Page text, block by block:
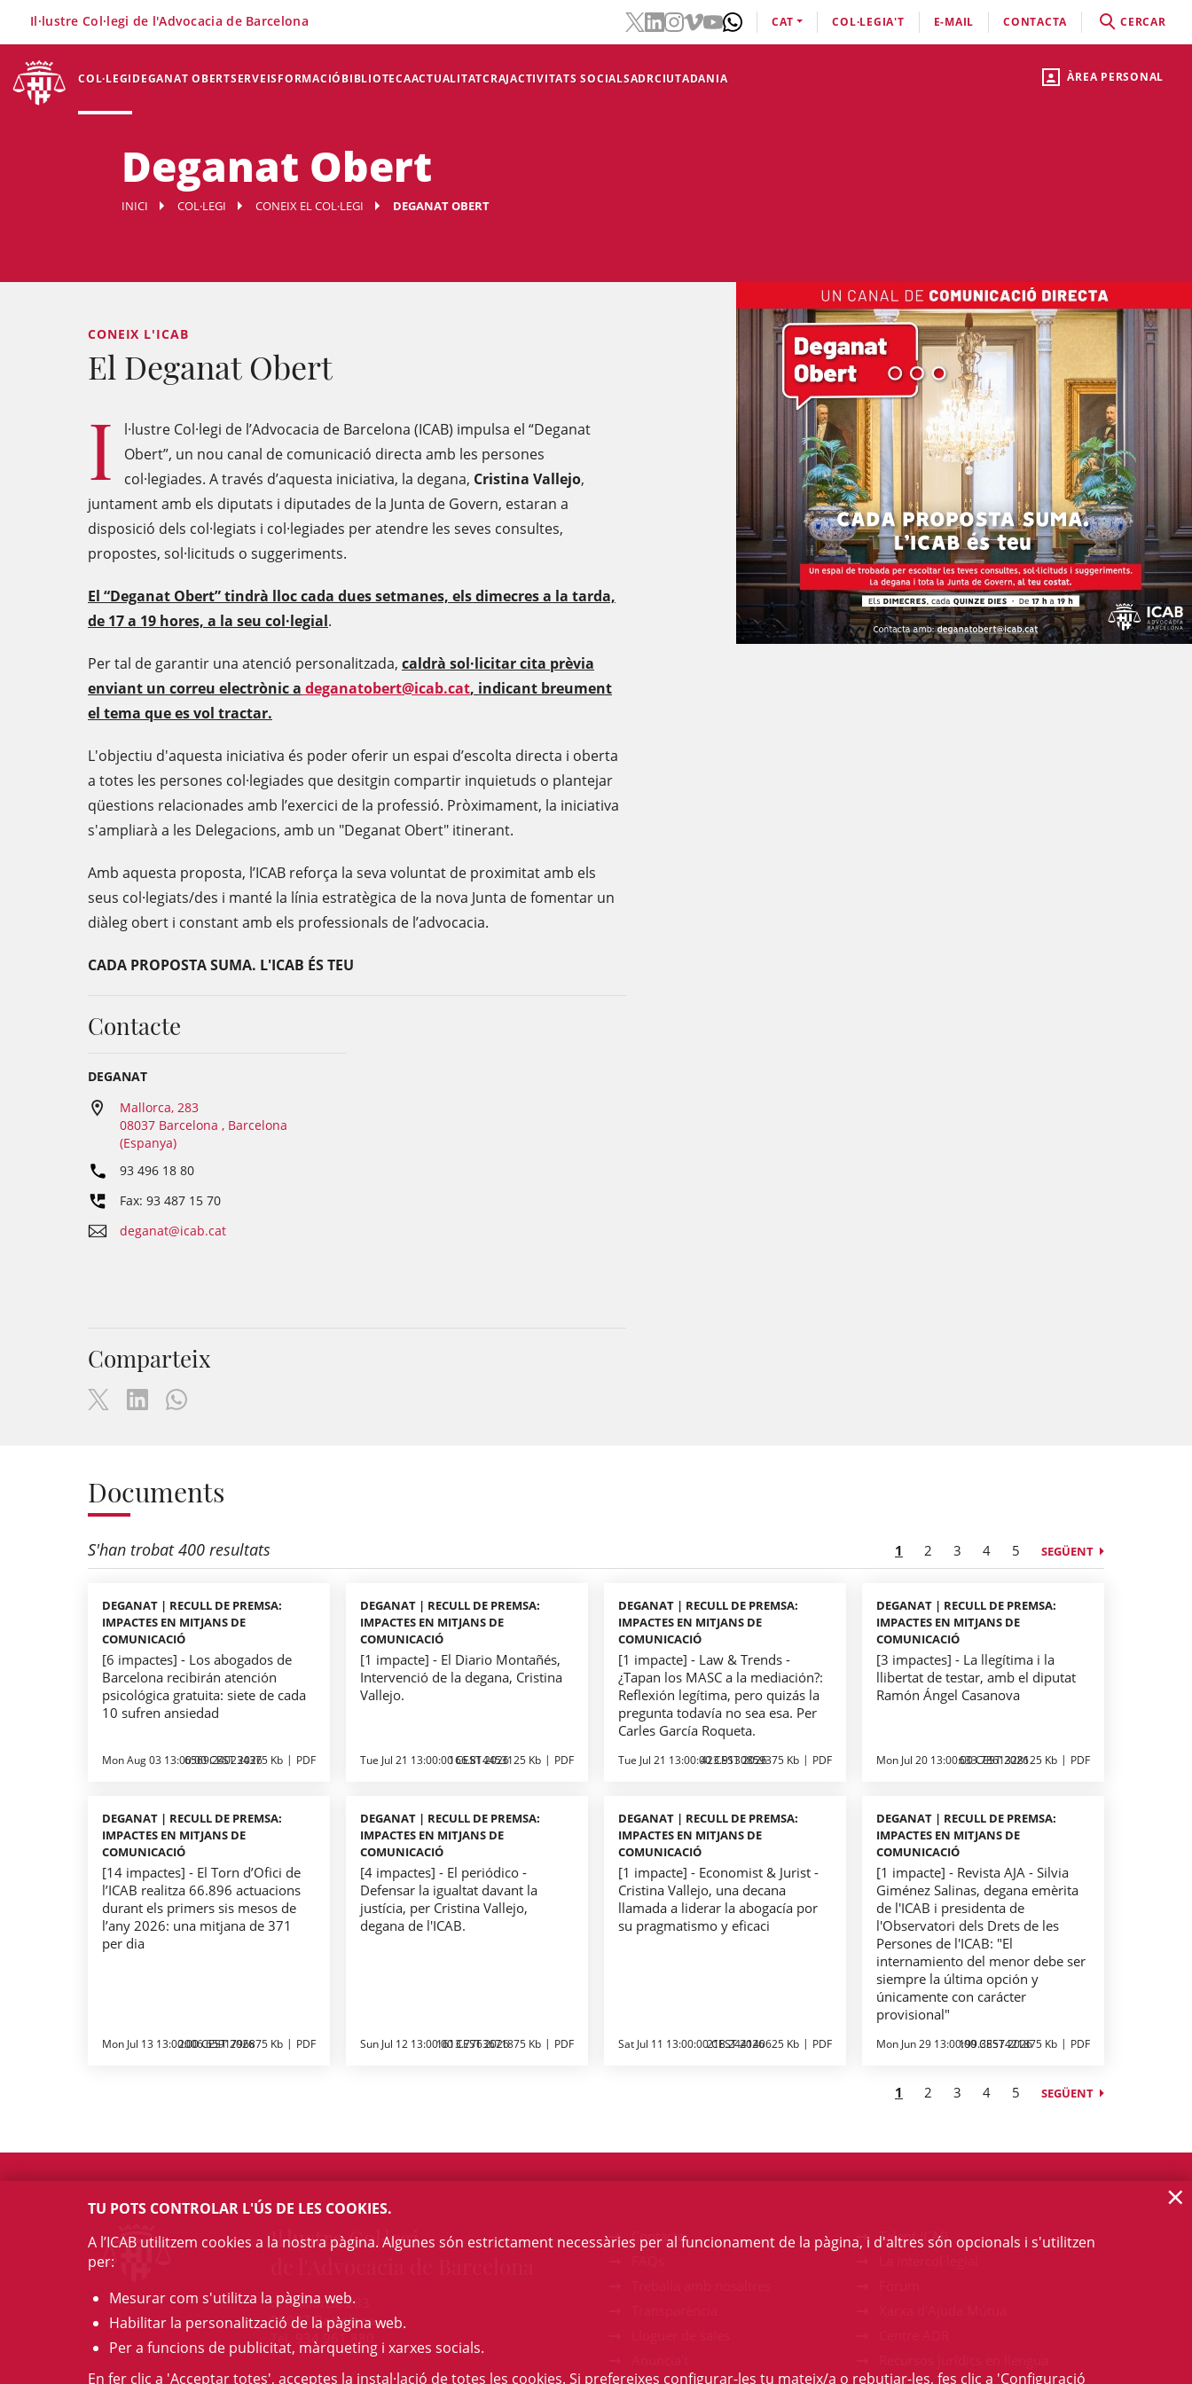
ÀREA PERSONAL
COL·LEGIDEGANAT OBERTSERVEISFORMACIÓBIBLIOTECAACTUALITATCRAJACTIVITATS SOCIALSADRCIUTADANIA
Il·lustre Col·legi de l'Advocacia de Barcelona CAT COL·LEGIA'T E-MAIL CONTACTA CERCAR
Deganat Obert
INICI COL·LEGI CONEIX EL COL·LEGI DEGANAT OBERT
CONEIX L'ICAB
El Deganat Obert
I
l·lustre Col·legi de l’Advocacia de Barcelona (ICAB) impulsa el “Deganat
Obert”, un nou canal de comunicació directa amb les persones
col·legiades. A través d’aquesta iniciativa, la degana, Cristina Vallejo,
juntament amb els diputats i diputades de la Junta de Govern, estaran a
disposició dels col·legiats i col·legiades per atendre les seves consultes,
propostes, sol·licituds o suggeriments.
El “Deganat Obert” tindrà lloc cada dues setmanes, els dimecres a la tarda,
de 17 a 19 hores, a la seu col·legial.
Per tal de garantir una atenció personalitzada, caldrà sol·licitar cita prèvia
enviant un correu electrònic a deganatobert@icab.cat, indicant breument
el tema que es vol tractar.
L'objectiu d'aquesta iniciativa és poder oferir un espai d’escolta directa i oberta
a totes les persones col·legiades que desitgin compartir inquietuds o plantejar
qüestions relacionades amb l’exercici de la professió. Pròximament, la iniciativa
s'ampliarà a les Delegacions, amb un "Deganat Obert" itinerant.
Amb aquesta proposta, l’ICAB reforça la seva voluntat de proximitat amb els
seus col·legiats/des i manté la línia estratègica de la nova Junta de fomentar un
diàleg obert i constant amb els professionals de l’advocacia.
CADA PROPOSTA SUMA. L'ICAB ÉS TEU
Contacte
DEGANAT
Mallorca, 283
08037 Barcelona , Barcelona
(Espanya)
93 496 18 80
Fax: 93 487 15 70
deganat@icab.cat
Comparteix
Documents
S'han trobat 400 resultats 1 2 3 4 5 SEGÜENT
DEGANAT | RECULL DE PREMSA:
IMPACTES EN MITJANS DE
COMUNICACIÓ
[6 impactes] - Los abogados de
Barcelona recibirán atención
psicológica gratuita: siete de cada
10 sufren ansiedad
Mon Aug 03 13:00:00 CEST 2026
6569.240234375 Kb PDF
DEGANAT | RECULL DE PREMSA:
IMPACTES EN MITJANS DE
COMUNICACIÓ
[1 impacte] - El Diario Montañés,
Intervenció de la degana, Cristina
Vallejo.
Tue Jul 21 13:00:00 CEST 2026
166.814453125 Kb PDF
DEGANAT | RECULL DE PREMSA:
IMPACTES EN MITJANS DE
COMUNICACIÓ
[1 impacte] - Law & Trends -
¿Tapan los MASC a la mediación?:
Reflexión legítima, pero quizás la
pregunta todavía no sea esa. Per
Carles García Roqueta.
Tue Jul 21 13:00:00 CEST 2026
423.9130859375 Kb PDF
DEGANAT | RECULL DE PREMSA:
IMPACTES EN MITJANS DE
COMUNICACIÓ
[3 impactes] - La llegítima i la
llibertat de testar, amb el diputat
Ramón Ángel Casanova
Mon Jul 20 13:00:00 CEST 2026
633.7861328125 Kb PDF
DEGANAT | RECULL DE PREMSA:
IMPACTES EN MITJANS DE
COMUNICACIÓ
[14 impactes] - El Torn d’Ofici de
l’ICAB realitza 66.896 actuacions
durant els primers sis mesos de
l’any 2026: una mitjana de 371
per dia
Mon Jul 13 13:00:00 CEST 2026
2006.6591796875 Kb PDF
DEGANAT | RECULL DE PREMSA:
IMPACTES EN MITJANS DE
COMUNICACIÓ
[4 impactes] - El periódico -
Defensar la igualtat davant la
justícia, per Cristina Vallejo,
degana de l'ICAB.
Sun Jul 12 13:00:00 CEST 2026
1613.7763671875 Kb PDF
DEGANAT | RECULL DE PREMSA:
IMPACTES EN MITJANS DE
COMUNICACIÓ
[1 impacte] - Economist & Jurist -
Cristina Vallejo, una decana
llamada a liderar la abogacía por
su pragmatismo y eficaci
Sat Jul 11 13:00:00 CEST 2026
218.244140625 Kb PDF
DEGANAT | RECULL DE PREMSA:
IMPACTES EN MITJANS DE
COMUNICACIÓ
[1 impacte] - Revista AJA - Silvia
Giménez Salinas, degana emèrita
de l'ICAB i presidenta de
l'Observatori dels Drets de les
Persones de l'ICAB: "El
internamiento del menor debe ser
siempre la última opción y
únicamente con carácter
provisional"
Mon Jun 29 13:00:00 CEST 2026
199.3857421875 Kb PDF
1 2 3 4 5 SEGÜENT
Il·lustre Col·legi
c/ Mallorca, 283
08037 Barcelona
Tel. 934 961 880
Contacte
Talent ICAB
TU POTS CONTROLAR L'ÚS DE LES COOKIES.
A l’ICAB utilitzem cookies a la nostra pàgina. Algunes són estrictament necessàries per al funcionament de la pàgina, i d'altres són opcionals i s'utilitzen
per:
Mesurar com s'utilitza la pàgina web.
Habilitar la personalització de la pàgina web.
Per a funcions de publicitat, màrqueting i xarxes socials.
En fer clic a 'Acceptar totes', acceptes la instal·lació de totes les cookies. Si prefereixes configurar-les tu mateix/a o rebutjar-les, fes clic a 'Configuració
×